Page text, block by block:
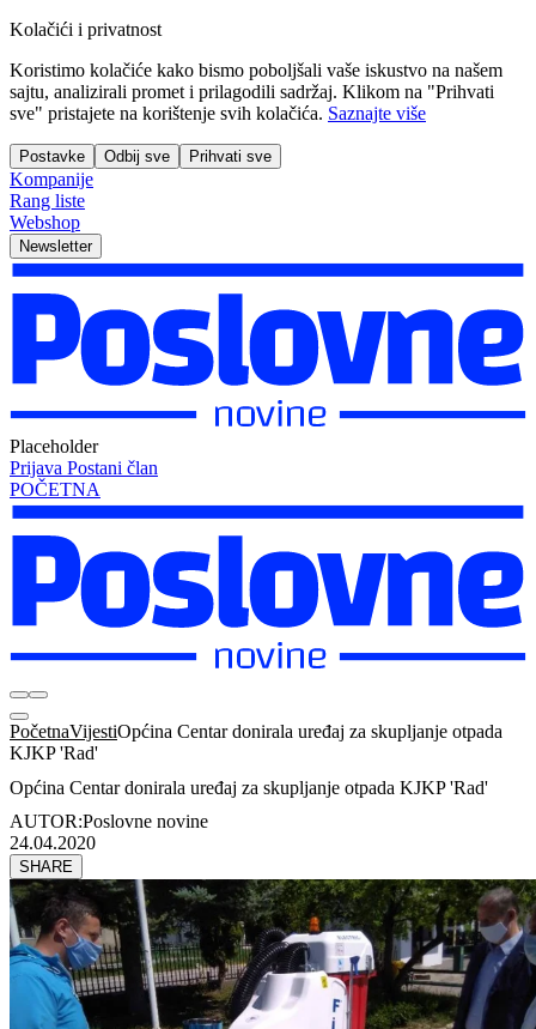
Kolačići i privatnost
Koristimo kolačiće kako bismo poboljšali vaše iskustvo na našem
sajtu, analizirali promet i prilagodili sadržaj. Klikom na "Prihvati
sve" pristajete na korištenje svih kolačića. Saznajte više
Postavke Odbij sve Prihvati sve
Kompanije
Rang liste
Webshop
Newsletter
Placeholder
Prijava Postani član
POČETNA
PočetnaVijestiOpćina Centar donirala uređaj za skupljanje otpada
KJKP 'Rad'
Općina Centar donirala uređaj za skupljanje otpada KJKP 'Rad'
AUTOR:Poslovne novine
24.04.2020
SHARE